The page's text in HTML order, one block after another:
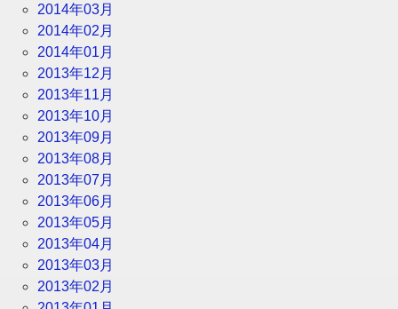
2014年03月
2014年02月
2014年01月
2013年12月
2013年11月
2013年10月
2013年09月
2013年08月
2013年07月
2013年06月
2013年05月
2013年04月
2013年03月
2013年02月